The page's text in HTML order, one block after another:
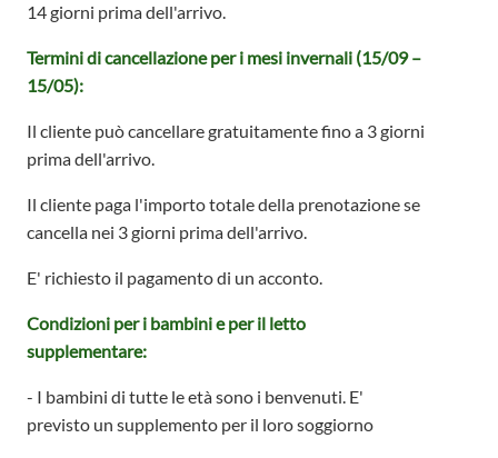
14 giorni prima dell'arrivo.
Termini di cancellazione per i mesi invernali (15/09 –
15/05):
Il cliente può cancellare gratuitamente fino a 3 giorni
prima dell'arrivo.
Il cliente paga l'importo totale della prenotazione se
cancella nei 3 giorni prima dell'arrivo.
E' richiesto il pagamento di un acconto.
Condizioni per i bambini e per il letto
supplementare:
- I bambini di tutte le età sono i benvenuti. E'
previsto un supplemento per il loro soggiorno